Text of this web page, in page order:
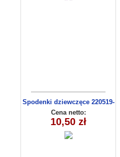
Spodenki dziewczęce 220519-
3 (9-12)
Cena netto:
10,50 zł